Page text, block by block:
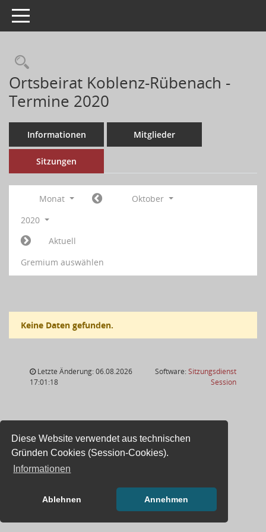
Diese Website verwendet aus technischen
Gründen Cookies (Session-Cookies).
Informationen
Ablehnen Annehmen
Toggle navigation
Ortsbeirat Koblenz-Rübenach -
Termine 2020
Informationen Mitglieder
Sitzungen
Monat
Oktober
2020
Aktuell
Gremium auswählen
Keine Daten gefunden.
Letzte Änderung: 06.08.2026
17:01:18
Software:Sitzungsdienst
Session(Wird in